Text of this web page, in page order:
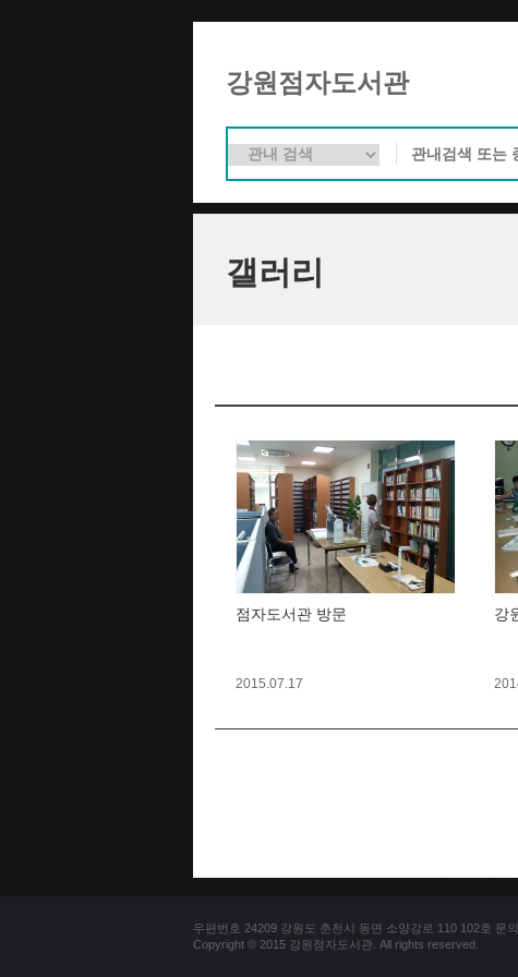
강원점자도서관
갤러리
점자도서관 방문
2015.07.17
강
우편번호 24209 강원도 춘천시 동면 소양강로 110 102호 문
Copyright © 2015 강원점자도서관. All rights reserved.